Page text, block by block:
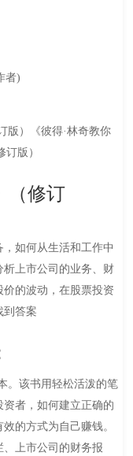
者)
版）《彼得·林奇教你
版）
（修订
如何从生活和工作中
上市公司的业务、财
的波动，在股票投资
到答案
。该书用轻松活泼的笔
者，如何建立正确的
的方式为自己赚钱。
上市公司的财务报